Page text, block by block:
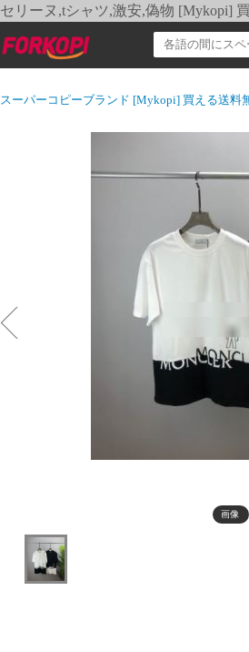
セリーヌ,tシャツ,激安,偽物 [Mykopi]
スーパーコピーブランド [Mykopi] 買える送料
画像